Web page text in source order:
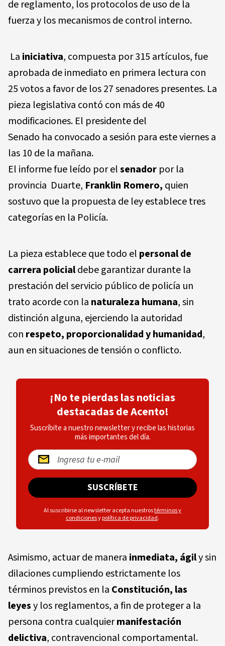
de reglamento, los protocolos de uso de la
fuerza y los mecanismos de control interno.
La iniciativa, compuesta por 315 artículos, fue
aprobada de inmediato en primera lectura con
25 votos a favor de los 27 senadores presentes. La
pieza legislativa contó con más de 40
modificaciones. El presidente del
Senado ha convocado a sesión para este viernes a
las 10 de la mañana.
El informe fue leído por elsenador por la
provincia Duarte, Franklin Romero, quien
sostuvo que la propuesta de ley establece tres
categorías en la Policía.
La pieza establece que todo el personal de
carrera policialdebe garantizar durante la
prestación del servicio público de policía un
trato acorde con la naturaleza humana, sin
distinción alguna, ejerciendo la autoridad
con respeto, proporcionalidad y humanidad,
aun en situaciones de tensión o conflicto.
¡No te pierdas las noticias
destacadas de Acento!
Suscríbite a nuestro newsletter y recibe las historias
más importantes del día.
SUSCRÍBETE
Al suscribirse al newsletter acepta nuestrostérminos y
condicionesypolítica de privacidad.
Asimismo, actuar de manera inmediata, ágily sin
dilaciones cumpliendo estrictamente los
términos previstos en la Constitución, las
leyesy los reglamentos, a fin de proteger a la
persona contra cualquiermanifestación
delictiva, contravencional comportamental.